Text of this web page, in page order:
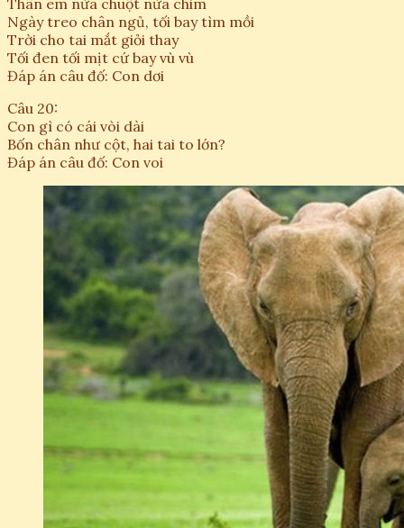
Thân em nửa chuột nửa chim
Ngày treo chân ngủ, tối bay tìm mồi
Trời cho tai mắt giỏi thay
Tối đen tối mịt cứ bay vù vù
Đáp án câu đố: Con dơi
Câu 20:
Con gì có cái vòi dài
Bốn chân như cột, hai tai to lớn?
Đáp án câu đố: Con voi